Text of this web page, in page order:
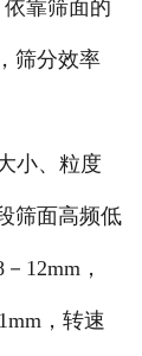
靠筛面的
筛分效率
小、粒度
筛面高频低
12mm，
，转速